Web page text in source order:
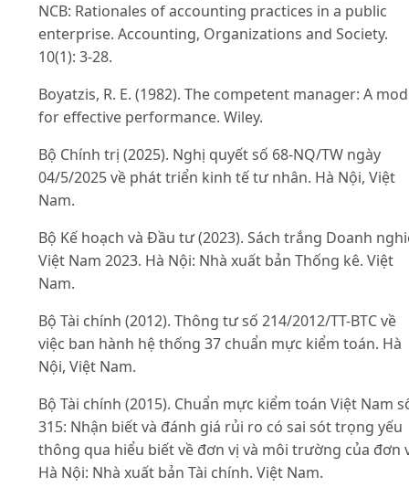
NCB: Rationales of accounting practices in a public
enterprise. Accounting, Organizations and Society.
10(1): 3-28.
Boyatzis, R. E. (1982). The competent manager: A
for effective performance. Wiley.
Bộ Chính trị (2025). Nghị quyết số 68-NQ/TW ngày
04/5/2025 về phát triển kinh tế tư nhân. Hà Nội, Việt
Nam.
Bộ Kế hoạch và Đầu tư (2023). Sách trắng Doanh
Việt Nam 2023. Hà Nội: Nhà xuất bản Thống kê. Việt
Nam.
Bộ Tài chính (2012). Thông tư số 214/2012/TT-BTC về
việc ban hành hệ thống 37 chuẩn mực kiểm toán. Hà
Nội, Việt Nam.
Bộ Tài chính (2015). Chuẩn mực kiểm toán Việt Nam
315: Nhận biết và đánh giá rủi ro có sai sót trọng yếu
thông qua hiểu biết về đơn vị và môi trường của đơn
Hà Nội: Nhà xuất bản Tài chính. Việt Nam.